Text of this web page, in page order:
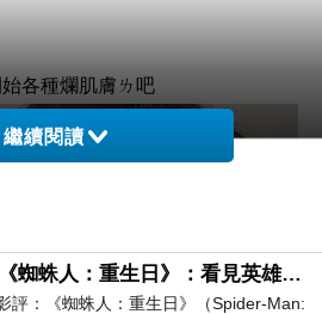
各種爛肌膚ㄌ吧
繼續閱讀
影評--《蜘蛛人：重生日》：看見英雄的孤獨與重生
評：《蜘蛛人：重生日》（Spider-Man: